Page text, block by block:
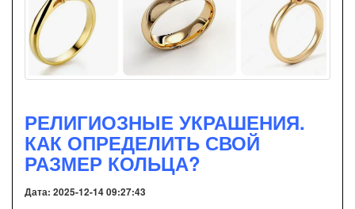
РЕЛИГИОЗНЫЕ УКРАШЕНИЯ.
КАК ОПРЕДЕЛИТЬ СВОЙ
РАЗМЕР КОЛЬЦА?
Дата: 2025-12-14 09:27:43